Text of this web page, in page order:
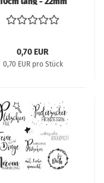
Durchmesser
0,70 EUR
0,70 EUR pro Stück